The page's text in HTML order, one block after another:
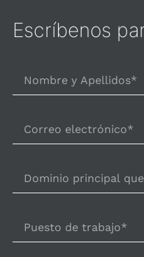
Escríbenos